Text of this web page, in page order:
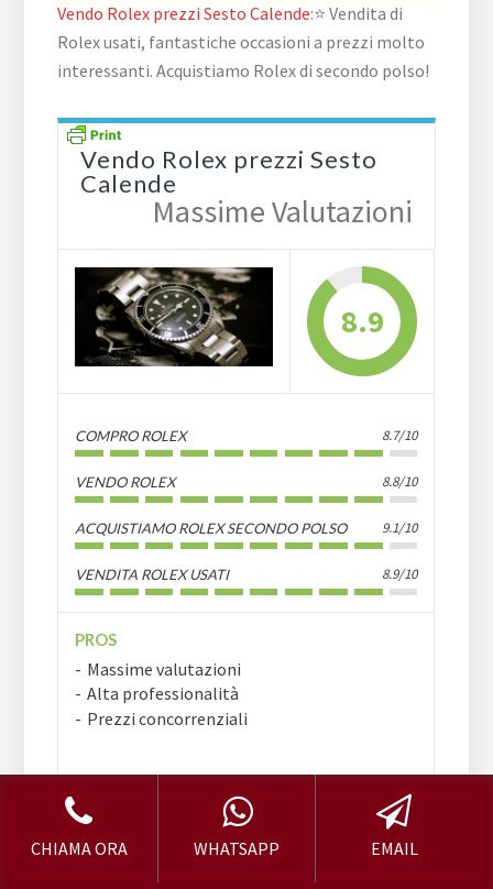
Vendo Rolex prezzi Sesto Calende:⭐ Vendita di
Rolex usati, fantastiche occasioni a prezzi molto
interessanti. Acquistiamo Rolex di secondo polso!
Vendo Rolex prezzi Sesto
Calende
Massime Valutazioni
8.9
COMPRO ROLEX 8.7/10
VENDO ROLEX 8.8/10
ACQUISTIAMO ROLEX SECONDO POLSO 9.1/10
VENDITA ROLEX USATI 8.9/10
PROS
Massime valutazioni
Alta professionalità
Prezzi concorrenziali
VENDO ROLEX
CONTATTACI
CHIAMA ORA WHATSAPP EMAIL